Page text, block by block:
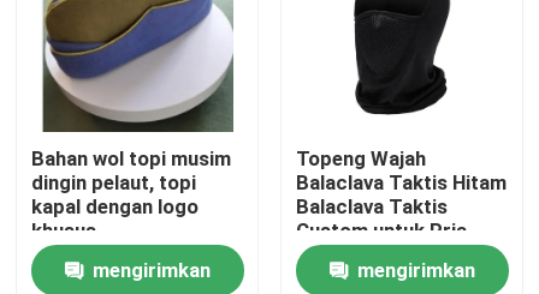
Rumah
Bahan wol topi musim
dingin pelaut, topi
kapal dengan logo
khusus
mengirimkan
Topeng Wajah
Balaclava Taktis Hitam
Balaclava Taktis
Custom untuk Pria
olahraga perjalanan
luar ruanganmengirimkan